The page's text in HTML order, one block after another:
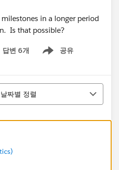
in a longer period
Is that possible?
답변 6개 공유
Show menu
날짜별 정렬